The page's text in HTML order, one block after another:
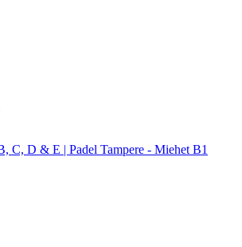
C, D & E | Padel Tampere - Miehet B1